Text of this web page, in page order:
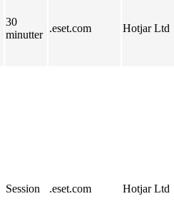
30
minutter
.eset.com Hotjar Ltd
Session .eset.com Hotjar Ltd